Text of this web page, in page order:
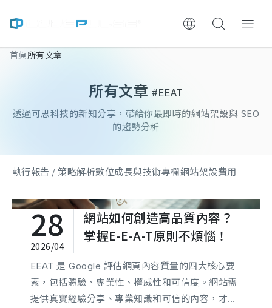
ChooWe AI仿生客服
執行報告 / 策略解析
數位成長與技術專欄
首頁所有文章
所有文章 #EEAT
透過可思科技的新知分享，帶給你最即時的網站架設與 SEO
的趨勢分析
執行報告 / 策略解析數位成長與技術專欄網站架設費用
28
2026/04
網站如何創造高品質內容？
掌握E-E-A-T原則不煩惱！
EEAT 是 Google 評估網頁內容質量的四大核心要
素，包括體驗、專業性、權威性和可信度。網站需
提供真實經驗分享、專業知識和可信的內容，才能